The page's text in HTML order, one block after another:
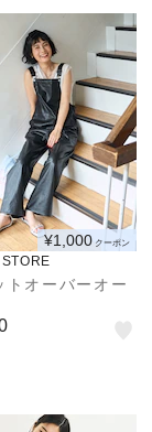
¥1,000 クーポン
トオーバーオー